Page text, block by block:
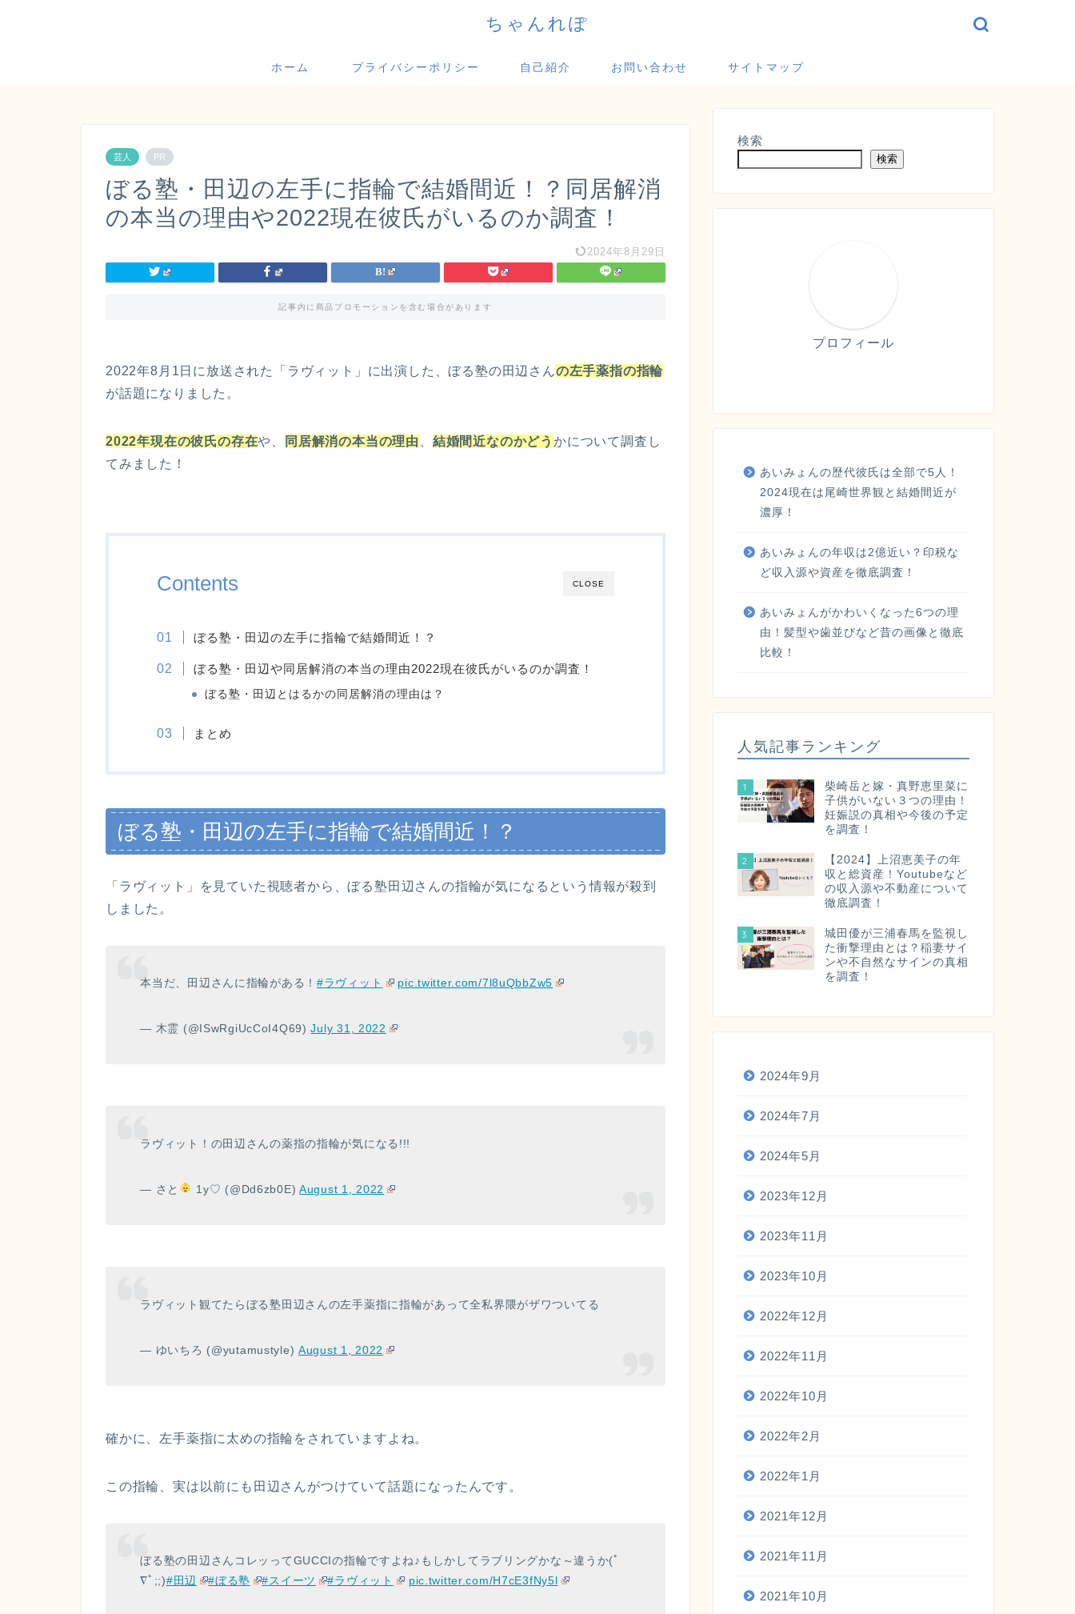
ちゃんれぽ
ホーム プライバシーポリシー 自己紹介 お問い合わせ サイトマップ
芸人 PR
ぼる塾・田辺の左手に指輪で結婚間近！？同居解消
の本当の理由や2022現在彼氏がいるのか調査！
2024年8月29日
記事内に商品プロモーションを含む場合があります
2022年8月1日に放送された「ラヴィット」に出演した、ぼる塾の田辺さんの左手薬指の指輪
が話題になりました。
2022年現在の彼氏の存在や、 同居解消の本当の理由 結婚間近なのかどうかについて調査し
てみました！
CLOSE
Contents
ぼる塾・田辺の左手に指輪で結婚間近！？
ぼる塾・田辺や同居解消の本当の理由2022現在彼氏がいるのか調査！
ぼる塾・田辺とはるかの同居解消の理由は？
まとめ
ぼる塾・田辺の左手に指輪で結婚間近！？
「ラヴィット」を見ていた視聴者から、ぼる塾田辺さんの指輪が気になるという情報が殺到
しました。
本当だ、田辺さんに指輪がある！ #ラヴィット pic.twitter.com/7l8uQbbZw5
— 木霊 (@ISwRgiUcCoI4Q69)July 31, 2022
ラヴィット！の田辺さんの薬指の指輪が気になる!!!
— さと 1y♡ (@Dd6zb0E) August 1, 2022
ラヴィット観てたらぼる塾田辺さんの左手薬指に指輪があって全私界隈がザワついてる
— ゆいちろ (@yutamustyle)August 1, 2022
確かに、左手薬指に太めの指輪をされていますよね。
この指輪、実は以前にも田辺さんがつけていて話題になったんです。
ぼる塾の田辺さんコレッってGUCCIの指輪ですよね♪もしかしてラブリングかな～違うか(ﾟ
∇ﾟ;;)#田辺 #ぼる塾 #スイーツ #ラヴィット pic.twitter.com/H7cE3fNy5l
検索
検索
プロフィール
あいみょんの歴代彼氏は全部で5人！
2024現在は尾崎世界観と結婚間近が
濃厚！
あいみょんの年収は2億近い？印税な
ど収入源や資産を徹底調査！
あいみょんがかわいくなった6つの理
由！髪型や歯並びなど昔の画像と徹底
比較！
人気記事ランキング
1
柴崎岳と嫁・真野恵里菜に
子供がいない３つの理由！
妊娠説の真相や今後の予定
を調査！
2
【2024】上沼恵美子の年
収と総資産！Youtubeなど
の収入源や不動産について
徹底調査！
3
城田優が三浦春馬を監視し
た衝撃理由とは？稲妻サイ
ンや不自然なサインの真相
を調査！
2024年9月
2024年7月
2024年5月
2023年12月
2023年11月
2023年10月
2022年12月
2022年11月
2022年10月
2022年2月
2022年1月
2021年12月
2021年11月
2021年10月